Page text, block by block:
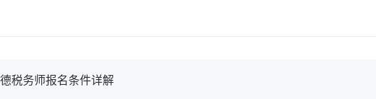
税务师报名条件详解